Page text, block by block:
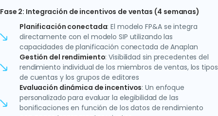
Fase 2: Integración de incentivos de ventas (4 semanas)
Planificación conectada: El modelo FP&A se integra
directamente con el modelo SIP utilizando las
capacidades de planificación conectada de Anaplan
Gestión del rendimiento: Visibilidad sin precedentes del
rendimiento individual de los miembros de ventas, los tipos
de cuentas y los grupos de editores
Evaluación dinámica de incentivos: Un enfoque
personalizado para evaluar la elegibilidad de las
bonificaciones en función de los datos de rendimiento